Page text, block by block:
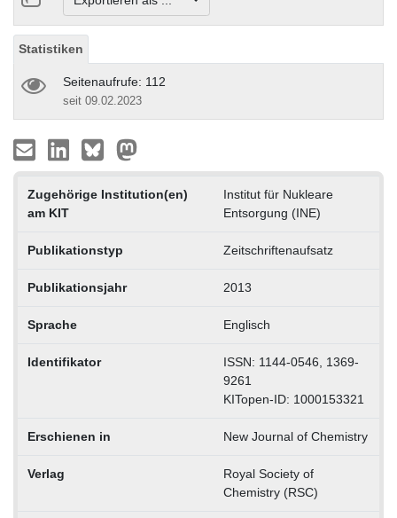
Statistiken
Seitenaufrufe: 112
seit 09.02.2023
Zugehörige Institution(en)
am KIT
Institut für Nukleare
Entsorgung (INE)
Publikationstyp Zeitschriftenaufsatz
Publikationsjahr 2013
Sprache Englisch
Identifikator
ISSN: 1144-0546, 1369-
9261
KITopen-ID: 1000153321
Erschienen in New Journal of Chemistry
Verlag
Royal Society of
Chemistry (RSC)